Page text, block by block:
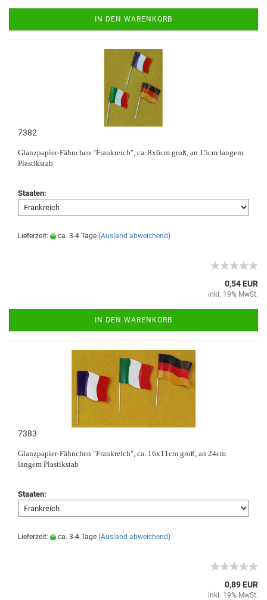
IN DEN WARENKORB
7382
Glanzpapier-Fähnchen "Frankreich", ca. 8x6cm groß, an 15cm langem
Plastikstab
Staaten:
Lieferzeit: ca. 3-4 Tage (Ausland abweichend)
0,54 EUR
inkl. 19% MwSt.
IN DEN WARENKORB
7383
Glanzpapier-Fähnchen "Frankreich", ca. 16x11cm groß, an 24cm
langem Plastikstab
Staaten:
Lieferzeit: ca. 3-4 Tage (Ausland abweichend)
0,89 EUR
inkl. 19% MwSt.